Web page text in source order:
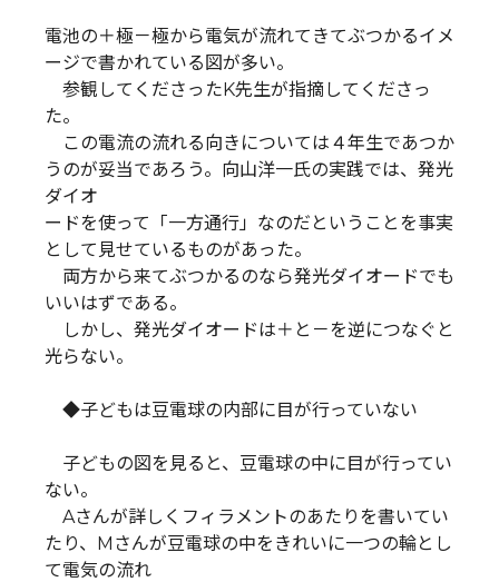
電池の＋極－極から電気が流れてきてぶつかるイメ
ージで書かれている図が多い。
参観してくださったK先生が指摘してくださっ
た。
この電流の流れる向きについては４年生であつか
うのが妥当であろう。向山洋一氏の実践では、発光
ダイオ
ードを使って「一方通行」なのだということを事実
として見せているものがあった。
両方から来てぶつかるのなら発光ダイオードでも
いいはずである。
しかし、発光ダイオードは＋と－を逆につなぐと
光らない。
◆子どもは豆電球の内部に目が行っていない
子どもの図を見ると、豆電球の中に目が行ってい
ない。
Aさんが詳しくフィラメントのあたりを書いてい
たり、Mさんが豆電球の中をきれいに一つの輪とし
て電気の流れ